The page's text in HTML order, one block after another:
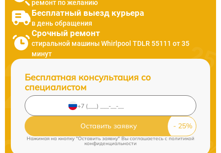
ремонт по желанию
Бесплатный выезд курьера
в день обращения
Срочный ремонт
стиральной машины Whirlpool TDLR 55111 от 35
минут
Бесплатная консультация со
специалистом
Оставить заявку
Нажимая на кнопку "Оставить заявку" Вы соглашаетесь c политикой
конфиденциальности